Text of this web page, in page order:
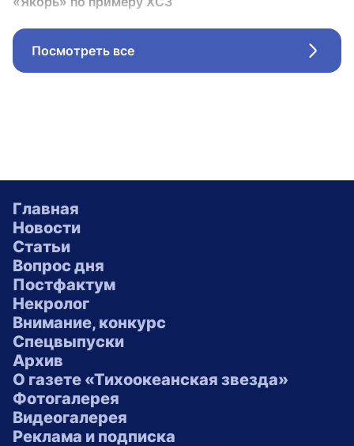
Посмотреть все
Главная
Новости
Статьи
Вопрос дня
Постфактум
Некролог
Внимание, конкурс
Спецвыпуски
Архив
О газете «Тихоокеанская звезда»
Фотогалерея
Видеогалерея
Реклама и подписка